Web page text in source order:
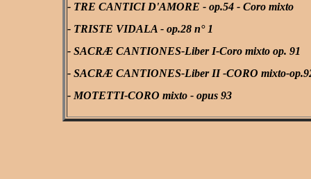
- TRE CANTICI D'AMORE - op.54 - Coro mixto
- TRISTE VIDALA - op.28 n° 1
- SACRÆ CANTIONES-Liber I-Coro mixto op. 91
- SACRÆ CANTIONES-Liber II -CORO mixto-
- MOTETTI-CORO mixto - opus 93